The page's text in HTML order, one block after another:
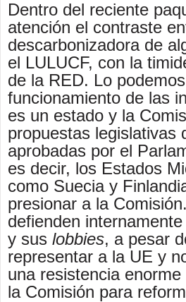
Dentro del reciente
atención el contraste
descarbonizadora de
el LULUCF, con la
de la RED. Lo
funcionamiento de las
es un estado y la
propuestas legislativas
aprobadas por el
es decir, los Estados
como Suecia y
presionar a la
defienden
y sus lobbies, a pesar
representar a la UE y
una resistencia
la Comisión para